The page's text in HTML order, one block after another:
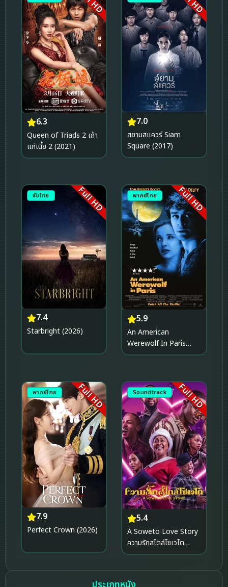
6.3
Queen of Triads 2 เถ้า
แก่เนี้ย 2 (2021)
7.0
สยามสแควร์ Siam
Square (2017)
ซับไทย Full HD
7.4
Starbright (2026)
พากย์ไทย Full HD
5.9
An American
Werewolf In Paris
(1997) คืนสยองคนหอน
พากย์ไทย Full HD
7.9
Perfect Crown (2026)
Soundtrack Full HD
5.4
A Soweto Love Story
ความรักสไตล์โซเวโต
(2024)